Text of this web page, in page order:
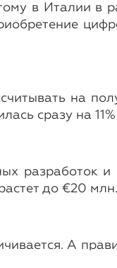
в Италии в
на
сразу на
разработок
до €20 млн.
А